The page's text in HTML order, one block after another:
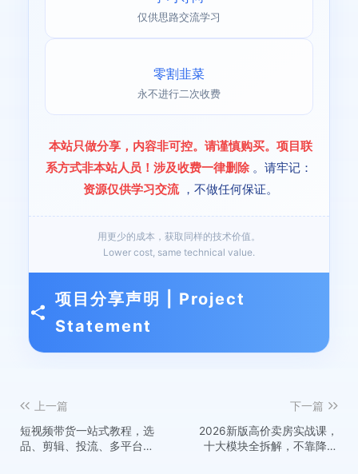
仅供思路交流学习
零割韭菜
永不进行二次收费
本站只做分享，内容非可控。请谨慎购买。项目联
系方式非本站人员！涉及收费一律删除 。请牢记：
资源仅供学习交流 ，不做任何保证。
用更少的成本，获取同样的技术价值。
Lower cost, same technical value.
项目分享声明 | Project
Statement
上一篇
短视频带货一站式教程，选
品、剪辑、投流、多平台玩
下一篇
2026新版高价卖房实战课，
十大模块全拆解，不靠降价